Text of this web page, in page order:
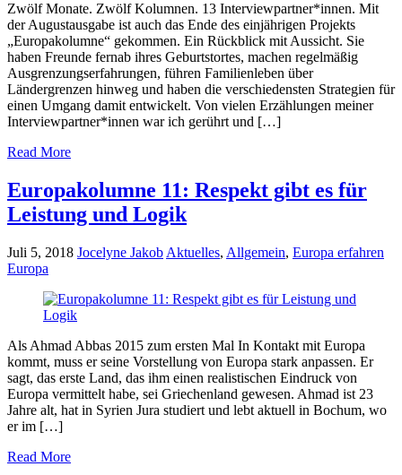
Zwölf Monate. Zwölf Kolumnen. 13 Interviewpartner*innen. Mit
der Augustausgabe ist auch das Ende des einjährigen Projekts
„Europakolumne“ gekommen. Ein Rückblick mit Aussicht. Sie
haben Freunde fernab ihres Geburtstortes, machen regelmäßig
Ausgrenzungserfahrungen, führen Familienleben über
Ländergrenzen hinweg und haben die verschiedensten Strategien für
einen Umgang damit entwickelt. Von vielen Erzählungen meiner
Interviewpartner*innen war ich gerührt und […]
Read More
Europakolumne 11: Respekt gibt es für
Leistung und Logik
Juli 5, 2018 Jocelyne Jakob Aktuelles, Allgemein, Europa erfahren
Europa
Als Ahmad Abbas 2015 zum ersten Mal In Kontakt mit Europa
kommt, muss er seine Vorstellung von Europa stark anpassen. Er
sagt, das erste Land, das ihm einen realistischen Eindruck von
Europa vermittelt habe, sei Griechenland gewesen. Ahmad ist 23
Jahre alt, hat in Syrien Jura studiert und lebt aktuell in Bochum, wo
er im […]
Read More